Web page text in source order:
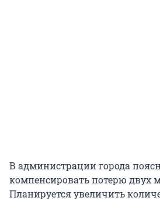
В администрации города
компенсировать потерю двух
Планируется увеличить